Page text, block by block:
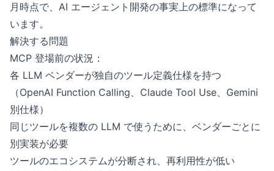
月時点で、AI エージェント開発の事実上の標準になって
います。
解決する問題
MCP 登場前の状況：
各 LLM ベンダーが独自のツール定義仕様を持つ
（OpenAI Function Calling、Claude Tool Use、Gemini
別仕様）
同じツールを複数の LLM で使うために、ベンダーごとに
別実装が必要
ツールのエコシステムが分断され、再利用性が低い